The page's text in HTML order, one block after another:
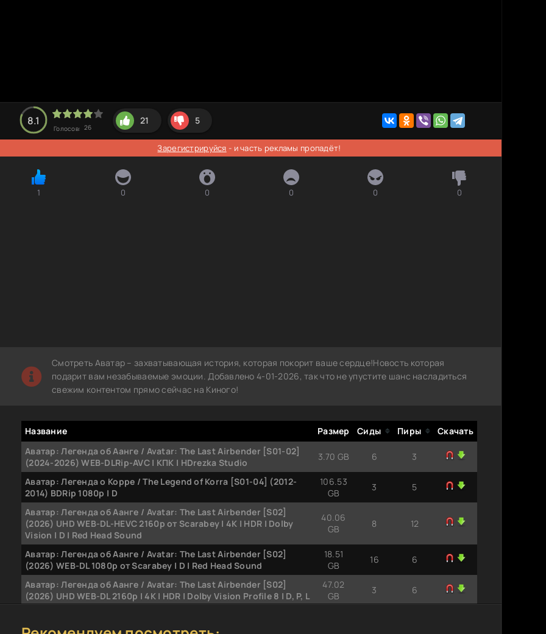
8.1
Голосов: 26
21 5
Зарегистрируйся - и часть рекламы пропадёт!
1 0 0 0 0 0
Смотреть Аватар – захватывающая история, которая покорит ваше сердце!Новость которая
подарит вам незабываемые эмоции. Добавлено 4-01-2026, так что не упустите шанс насладиться
свежим контентом прямо сейчас на Киного!
Название Размер Сиды Пиры
Скачать
Аватар: Легенда об Аанге / Avatar: The Last Airbender [S01-02]
(2024-2026) WEB-DLRip-AVC | КПК | HDrezka Studio
3.70 GB 6 3
Аватар: Легенда о Корре / The Legend of Korra [S01-04] (2012-
2014) BDRip 1080p | D
106.53
GB
3 5
Аватар: Легенда об Аанге / Avatar: The Last Airbender [S02]
(2026) UHD WEB-DL-HEVC 2160p от Scarabey | 4K | HDR | Dolby
Vision | D | Red Head Sound
40.06
GB
8 12
Аватар: Легенда об Аанге / Avatar: The Last Airbender [S02]
(2026) WEB-DL 1080p от Scarabey | D | Red Head Sound
18.51
GB
16 6
Аватар: Легенда об Аанге / Avatar: The Last Airbender [S02]
(2026) UHD WEB-DL 2160p | 4K | HDR | Dolby Vision Profile 8 | D, P, L
47.02
GB
3 6
(2026) WEB-DL 1080p | D, P, L